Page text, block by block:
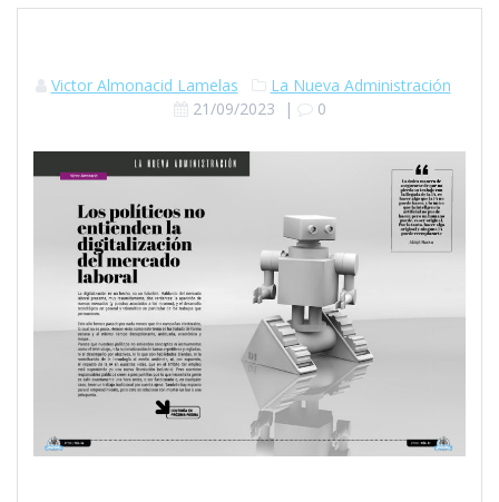
Victor Almonacid Lamelas
La Nueva Administración
21/09/2023 | 0